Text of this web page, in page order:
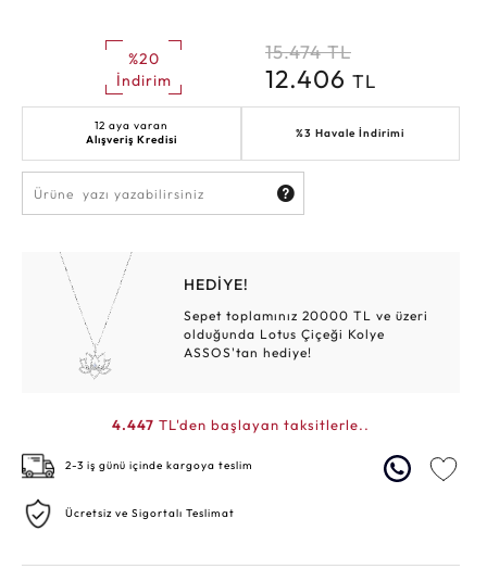
%20
İndirim
15.474 TL
12.406 TL
12 aya varan
Alışveriş Kredisi
%3 Havale İndirimi
HEDİYE!
Sepet toplamınız 20000 TL ve üzeri
olduğunda Lotus Çiçeği Kolye
ASSOS'tan hediye!
4.447 TL'den başlayan taksitlerle..
2-3 iş günü içinde kargoya teslim
Ücretsiz ve Sigortalı Teslimat